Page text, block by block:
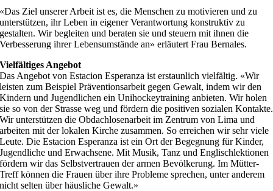
«Das Ziel unserer Arbeit ist es, die Menschen zu motivieren und zu
unterstützen, ihr Leben in eigener Verantwortung konstruktiv zu
gestalten. Wir begleiten und beraten sie und steuern mit ihnen die
Verbesserung ihrer Lebensumstände an» erläutert Frau Bernales.
Vielfältiges Angebot
Das Angebot von Estacion Esperanza ist erstaunlich vielfältig. «Wir
leisten zum Beispiel Präventionsarbeit gegen Gewalt, indem wir den
Kindern und Jugendlichen ein Unihockeytraining anbieten. Wir holen
sie so von der Strasse weg und fördern die positiven sozialen Kontakte.
Wir unterstützen die Obdachlosenarbeit im Zentrum von Lima und
arbeiten mit der lokalen Kirche zusammen. So erreichen wir sehr viele
Leute. Die Estacion Esperanza ist ein Ort der Begegnung für Kinder,
Jugendliche und Erwachsene. Mit Musik, Tanz und Englischlektionen
fördern wir das Selbstvertrauen der armen Bevölkerung. Im Mütter-
Treff können die Frauen über ihre Probleme sprechen, unter anderem
nicht selten über häusliche Gewalt.»